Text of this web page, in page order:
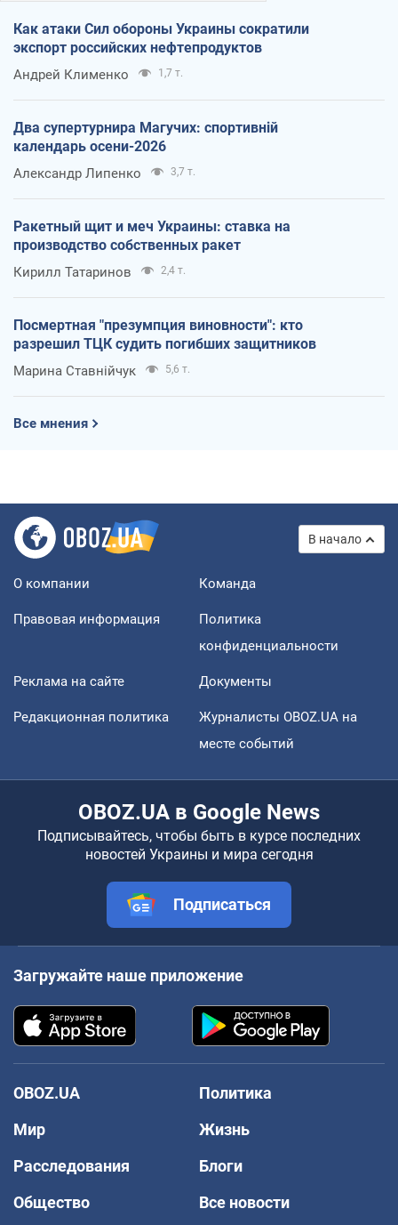
Как атаки Сил обороны Украины сократили
экспорт российских нефтепродуктов
Андрей Клименко 1,7 т.
Два супертурнира Магучих: спортивній
календарь осени-2026
Александр Липенко 3,7 т.
Ракетный щит и меч Украины: ставка на
производство собственных ракет
Кирилл Татаринов 2,4 т.
Посмертная "презумпция виновности": кто
разрешил ТЦК судить погибших защитников
Марина Ставнійчук 5,6 т.
Все мнения
В начало
О компании Команда
Правовая информация
Политика
конфиденциальности
Реклама на сайте Документы
Редакционная политика
Журналисты OBOZ.UA на
месте событий
OBOZ.UA в Google News
Подписывайтесь, чтобы быть в курсе последних
новостей Украины и мира сегодня
Подписаться
Загружайте наше приложение
OBOZ.UA
Политика
Мир
Жизнь
Расследования
Блоги
Общество
Все новости